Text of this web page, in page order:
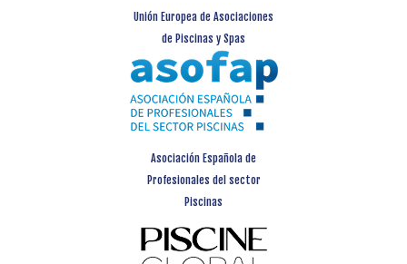
Unión Europea de Asociaciones
de Piscinas y Spas
Asociación Española de
Profesionales del sector
Piscinas